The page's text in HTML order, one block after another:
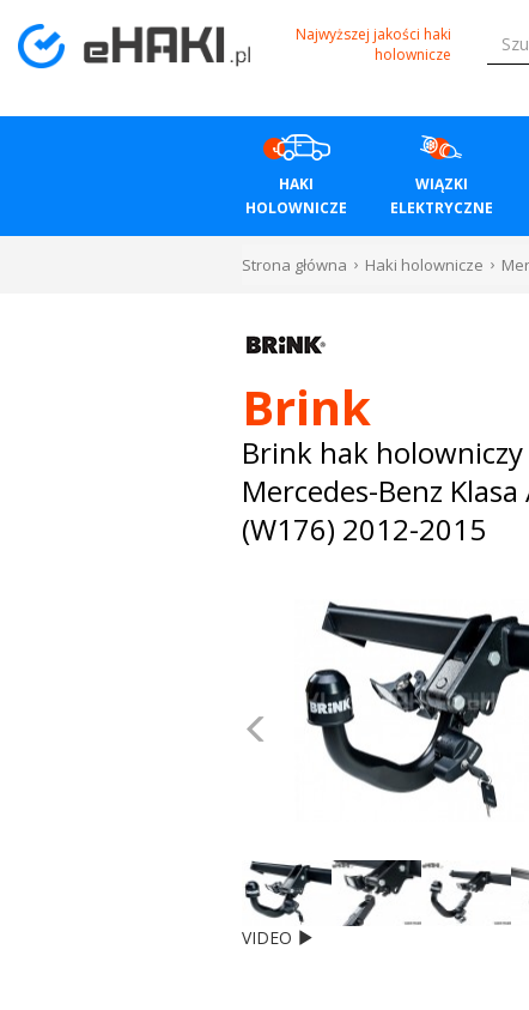
Menu
Najwyższej jakości haki
holownicze
HAKI
HOLOWNICZE
WIĄZKI
ELEKTRYCZNE
Strona główna Haki holownicze
Brink
Brink hak holowniczy
Mercedes-Benz Klasa
(W176) 2012-2015
Poprzednie
VIDEO